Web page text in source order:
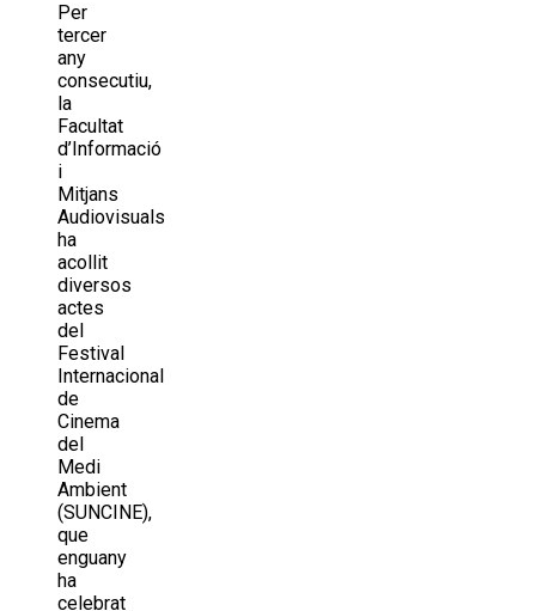
Per
tercer
any
consecutiu,
la
Facultat
d’Informació
i
Mitjans
Audiovisuals
ha
acollit
diversos
actes
del
Festival
Internacional
de
Cinema
del
Medi
Ambient
(SUNCINE),
que
enguany
ha
celebrat